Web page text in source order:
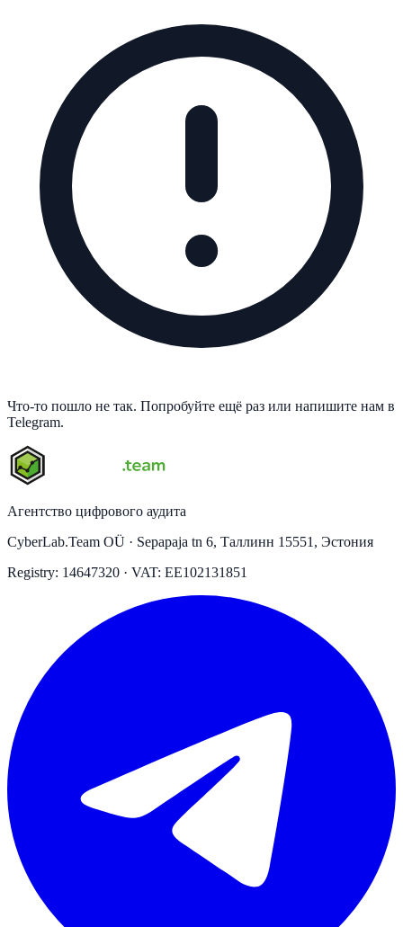
Что-то пошло не так. Попробуйте ещё раз или напишите нам в
Telegram.
Агентство цифрового аудита
CyberLab.Team OÜ · Sepapaja tn 6, Таллинн 15551, Эстония
Registry: 14647320 · VAT: EE102131851